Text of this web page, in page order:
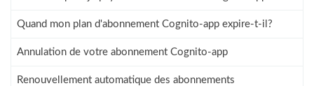
Quand mon plan d'abonnement Cognito-app expire-t-il?
Annulation de votre abonnement Cognito-app
Renouvellement automatique des abonnements